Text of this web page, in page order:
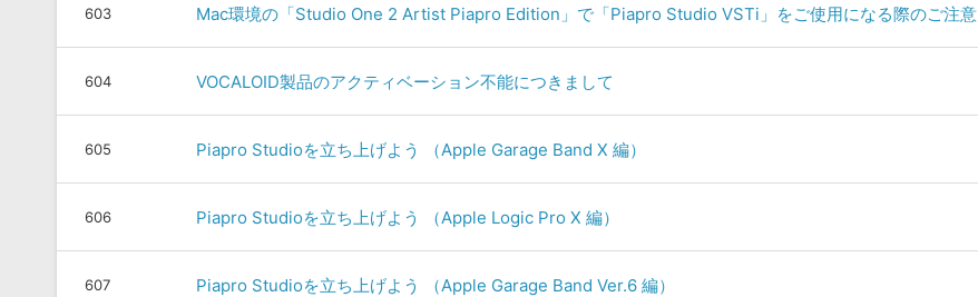
603 Mac環境の「Studio One 2 Artist Piapro Edition」で「Piapro Studio VSTi」をご使用になる際のご注意
604 VOCALOID製品のアクティベーション不能につきまして
605 Piapro Studioを立ち上げよう （Apple Garage Band X 編）
606 Piapro Studioを立ち上げよう （Apple Logic Pro X 編）
607 Piapro Studioを立ち上げよう （Apple Garage Band Ver.6 編）